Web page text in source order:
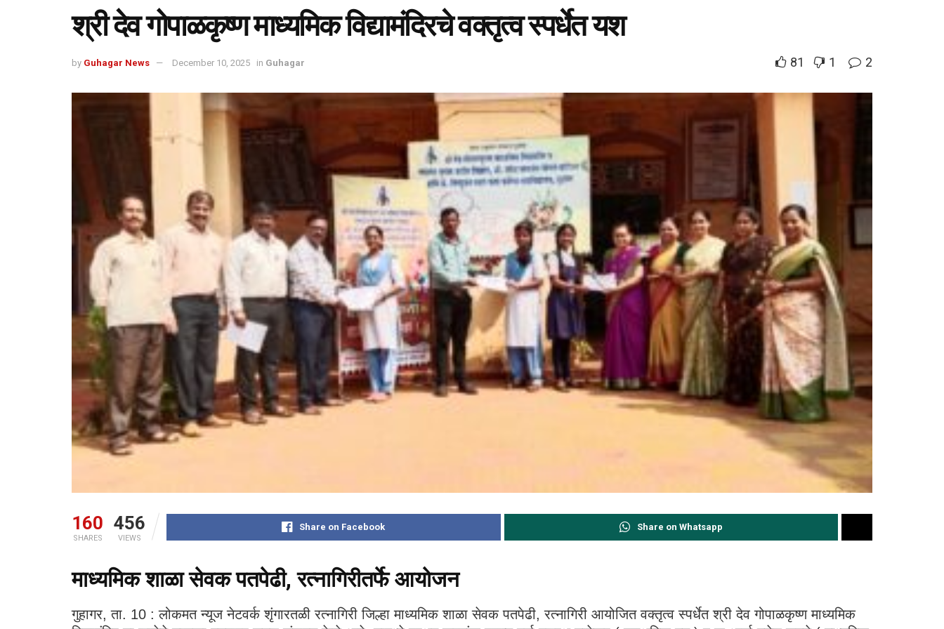
श्री देव गोपाळकृष्ण माध्यमिक विद्यामंदिरचे वक्तृत्व स्पर्धेत यश
by Guhagar News December 10, 2025 in Guhagar 81 1 2
160
SHARES
456
VIEWS
Share on Facebook Share on Whatsapp
माध्यमिक शाळा सेवक पतपेढी, रत्नागिरीतर्फे आयोजन
गुहागर, ता. 10 : लोकमत न्यूज नेटवर्क शृंगारतळी रत्नागिरी जिल्हा माध्यमिक शाळा सेवक पतपेढी, रत्नागिरी आयोजित वक्तृत्व स्पर्धेत श्री देव गोपाळकृष्ण माध्यमिक